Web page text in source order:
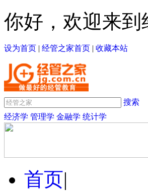
你好，欢迎来到
设为首页 | 经管之家首页 | 收藏本站
搜索
经济学 管理学 金融学 统计学
首页|